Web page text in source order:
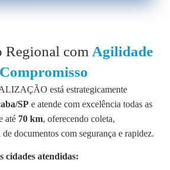
Regional com Agilidade
está estrategicamente
SP e atende com excelência todas as
até 70 km, oferecendo coleta,
documentos com segurança e rapidez.
cidades atendidas: